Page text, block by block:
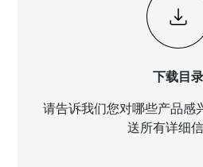
下载目录
请告诉我们您对哪些产品感
送所有详细信